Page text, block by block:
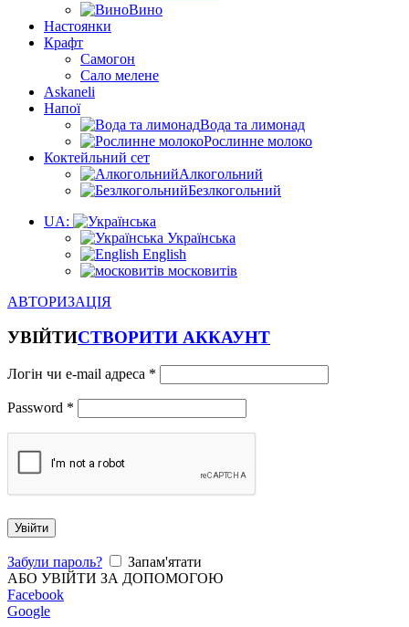
Вино
Настоянки
Крафт
Самогон
Сало мелене
Askaneli
Напої
Вода та лимонад
Рослинне молоко
Коктейльний сет
Алкогольний
Безлкогольний
UA:
Українська
English
московитів
АВТОРИЗАЦІЯ
УВІЙТИСТВОРИТИ АККАУНТ
Логін чи e-mail адреса *
Password *
Увійти
Забули пароль?
Запам'ятати
АБО УВІЙТИ ЗА ДОПОМОГОЮ
Facebook
Google